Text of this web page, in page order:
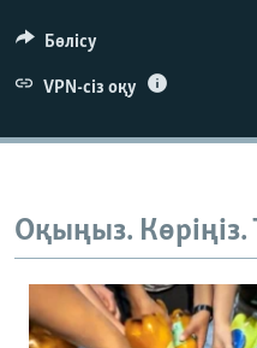
Бөлісу
VPN-сіз оқу
Оқыңыз.